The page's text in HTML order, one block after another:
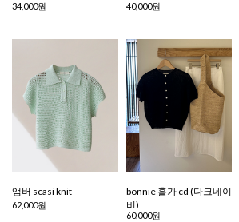
34,000원 40,000원
앰버 scasi knit
62,000원
bonnie 홀가 cd (다크네이
비)
60,000원